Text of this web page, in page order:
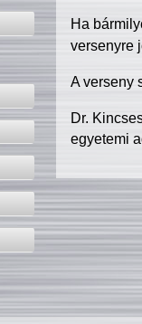
Ha
versenyre
A verseny
Dr.
egyetemi